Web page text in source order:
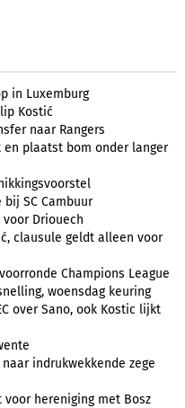
in Luxemburg
Kostić
naar Rangers
plaatst bom onder langer
SC Cambuur
voor Driouech
clausule geldt alleen voor
Champions League
woensdag keuring
over Sano, ook Kostic lijkt
indrukwekkende zege
hereniging met Bosz